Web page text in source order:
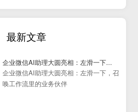
最新文章
企业微信AI助理大圆亮相：左滑一下...
企业微信AI助理大圆亮相：左滑一下，召
唤工作流里的业务伙伴